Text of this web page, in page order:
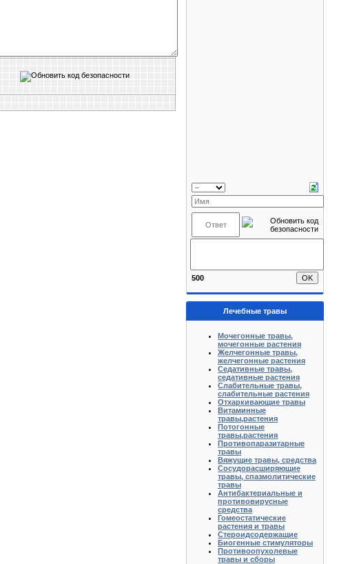
500
Лечебные травы
Мочегонные травы,
мочегонные растения
Желчегонные травы,
желчегонные растения
Седативные травы,
седативные растения
Слабительные травы,
слабительные растения
Отхаркивающие травы
Витаминные
травы,растения
Потогонные
травы,растения
Противопаразитарные
травы
Вяжущие травы, средства
Сосудорасширяющие
травы, спазмолитические
травы
Антибактериальные и
противовирусные
средства
Гомеостатические
растения и травы
Стероидсодержащие
Биогенные стимуляторы
Противоопухолевые
травы и сборы